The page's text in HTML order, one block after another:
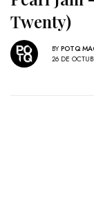
Twenty)
BY POTQ
26 DE